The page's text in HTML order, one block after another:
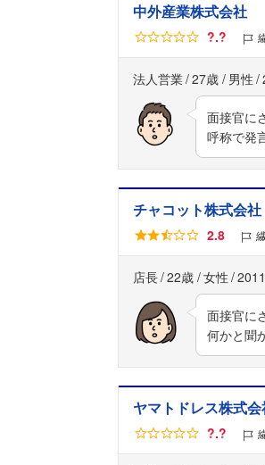
中外産業株式会社
?.?
法人営業 27歳 男性
面接官に
呼称で発
チャコット株式会社
2.8
店長 22歳 女性
面接官に
何かと聞
ヤマトドレス株式
?.?